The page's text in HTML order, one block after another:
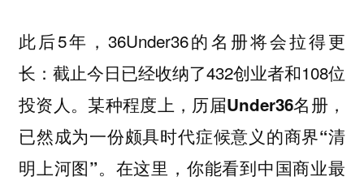
此后5年，36Under36的名册将会拉得更
长：截止今日已经收纳了432创业者和108位
投资人。 某种程度上，历届Under36名册，
已然成为一份颇具时代症候意义的商界“清
明上河图”。 在这里，你能看到中国商业最